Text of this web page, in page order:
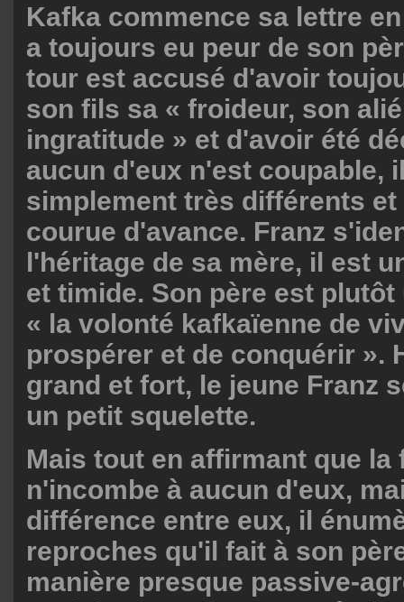
Kafka commence sa lettre
a toujours eu peur de son
tour est accusé d'avoir
son fils sa « froideur, son
ingratitude » et d'avoir été
aucun d'eux n'est coupable,
simplement très différents
courue d'avance. Franz
l'héritage de sa mère, il est
et timide. Son père est plutôt
« la volonté kafkaïenne de
prospérer et de conquérir ».
grand et fort, le jeune Franz
un petit squelette.
Mais tout en affirmant que la
n'incombe à aucun d'eux,
différence entre eux, il
reproches qu'il fait à son
manière presque passive-